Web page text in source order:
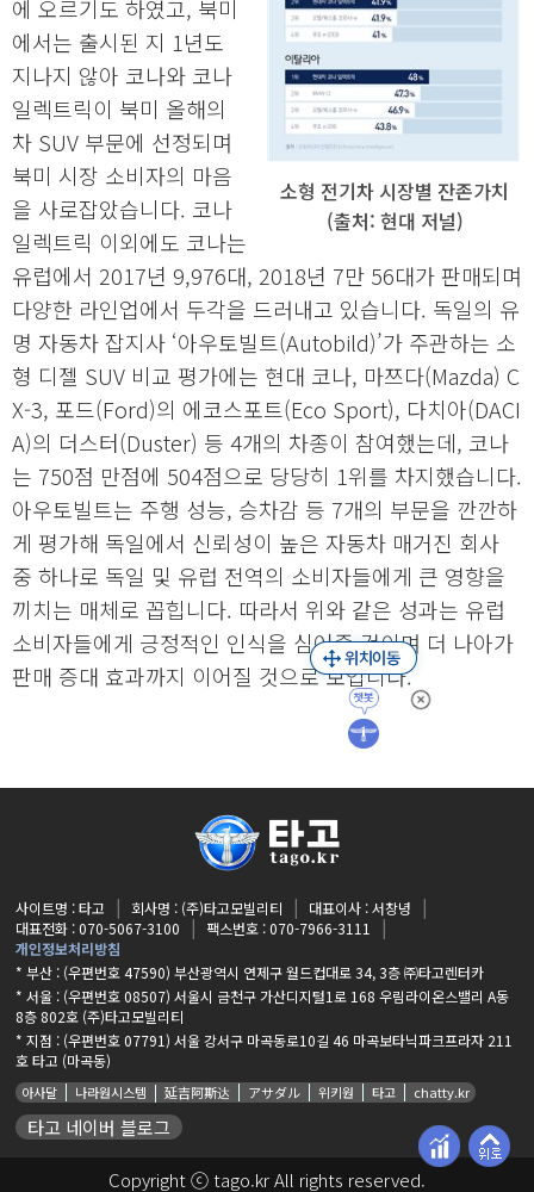
소형 전기차 시장별 잔존가치
(출처: 현대 저널)
에 오르기도 하였고, 북미
에서는 출시된 지 1년도
지나지 않아 코나와 코나
일렉트릭이 북미 올해의
차 SUV 부문에 선정되며
북미 시장 소비자의 마음
을 사로잡았습니다. 코나
일렉트릭 이외에도 코나는
유럽에서 2017년 9,976대, 2018년 7만 56대가 판매되며
다양한 라인업에서 두각을 드러내고 있습니다. 독일의 유
명 자동차 잡지사 ‘아우토빌트(Autobild)’가 주관하는 소
형 디젤 SUV 비교 평가에는 현대 코나, 마쯔다(Mazda) C
X-3, 포드(Ford)의 에코스포트(Eco Sport), 다치아(DACI
A)의 더스터(Duster) 등 4개의 차종이 참여했는데, 코나
는 750점 만점에 504점으로 당당히 1위를 차지했습니다.
아우토빌트는 주행 성능, 승차감 등 7개의 부문을 깐깐하
게 평가해 독일에서 신뢰성이 높은 자동차 매거진 회사
중 하나로 독일 및 유럽 전역의 소비자들에게 큰 영향을
끼치는 매체로 꼽힙니다. 따라서 위와 같은 성과는 유럽
소비자들에게 긍정적인 인식을 심어줄 것이며 더 나아가
판매 증대 효과까지 이어질 것으로 보입니다.
사이트명 : 타고 회사명 : (주)타고모빌리티
대표이사 : 서창녕
대표전화 : 070-5067-3100
팩스번호 : 070-7966-3111
개인정보처리방침
* 부산 : (우편번호 47590) 부산광역시 연제구 월드컵대로 34, 3층 ㈜타고렌터카
* 서울 : (우편번호 08507) 서울시 금천구 가산디지털1로 168 우림라이온스밸리 A동
8층 802호 (주)타고모빌리티
* 지점 : (우편번호 07791) 서울 강서구 마곡동로10길 46 마곡보타닉파크프라자 211
호 타고 (마곡동)
아사달 나라원시스템 延吉阿斯达 アサダル 위키원 타고 chatty.kr
타고 네이버 블로그
Copyright ⓒ tago.kr All rights reserved.